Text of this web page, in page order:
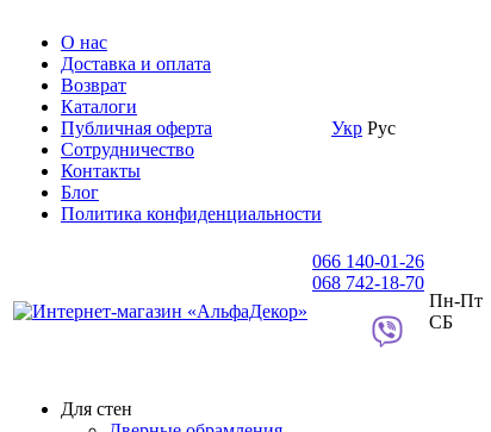
О нас
Доставка и оплата
Возврат
Каталоги
Публичная оферта
Сотрудничество
Контакты
Блог
Политика конфиденциальности
Укр Рус
066 140-01-26
068 742-18-70
Пн-Пт
СБ
Для стен